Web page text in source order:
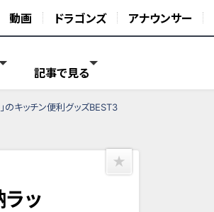
動画 ドラゴンズ アナウンサー
記事で見る
のキッチン便利グッズBEST3
ッ